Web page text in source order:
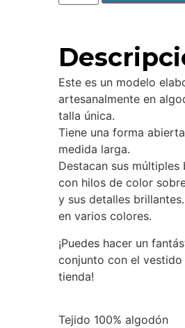
Este es un modelo
artesanalmente en
talla única.
Tiene una forma
medida larga.
Destacan sus múltiples
con hilos de color
y sus detalles
en varios colores.
¡Puedes hacer un
conjunto con el vestido
tienda!
Tejido 100% algodón